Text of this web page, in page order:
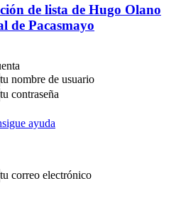
de lista de Hugo Olano
de Pacasmayo
tu nombre de usuario
tu contraseña
ayuda
tu correo electrónico